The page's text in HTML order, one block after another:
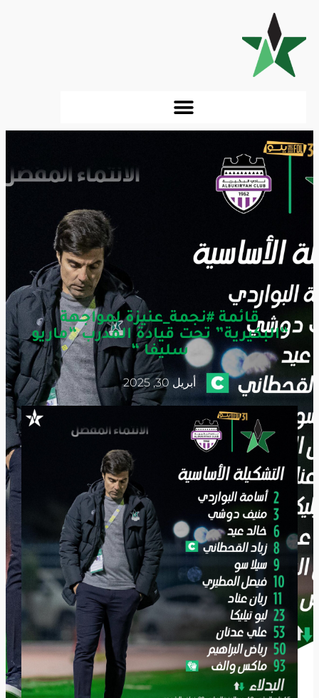
قائمة #نجمة_عنيزة لمواجهة
“البكيرية” تحت قيادة المدرب “ماريو
سليفا “
أبريل 30, 2025